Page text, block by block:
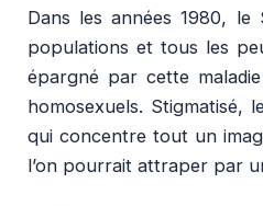
Dans les années 1980,
populations et tous les
épargné par cette
homosexuels. Stigmatisé,
qui concentre tout un
l’on pourrait attraper par